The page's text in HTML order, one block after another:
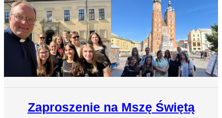
Zaproszenie na Mszę Świętą